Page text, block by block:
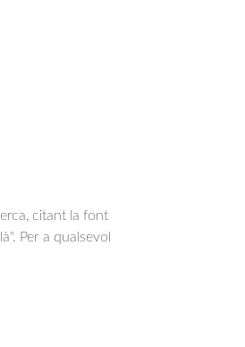
citant la font
Per a qualsevol